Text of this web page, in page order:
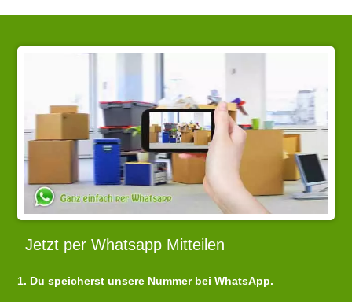
Jetzt per Whatsapp Mitteilen
1. Du speicherst unsere Nummer bei WhatsApp.